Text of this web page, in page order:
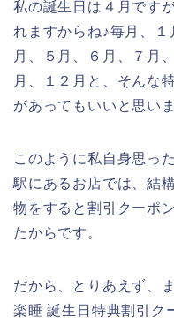
私の誕生日は４月です
れますからね♪毎月、
月、５月、６月、７月
月、１２月と、そんな
があってもいいと思い
このように私自身思っ
駅にあるお店では、結
物をすると割引クーポ
たからです。
だから、とりあえず、
楽睡 誕生日特典割引ク